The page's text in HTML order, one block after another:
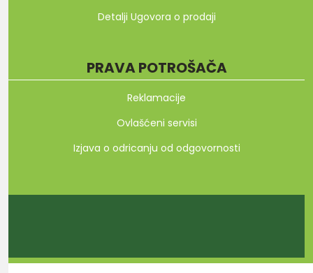
Detalji Ugovora o prodaji
PRAVA POTROŠAČA
Reklamacije
Ovlašćeni servisi
Izjava o odricanju od odgovornosti